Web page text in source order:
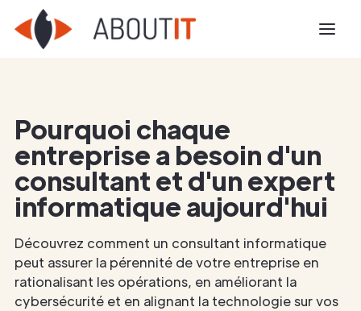
Pourquoi chaque
entreprise a besoin d'un
consultant et d'un expert
informatique aujourd'hui
Découvrez comment un consultant informatique
peut assurer la pérennité de votre entreprise en
rationalisant les opérations, en améliorant la
cybersécurité et en alignant la technologie sur vos